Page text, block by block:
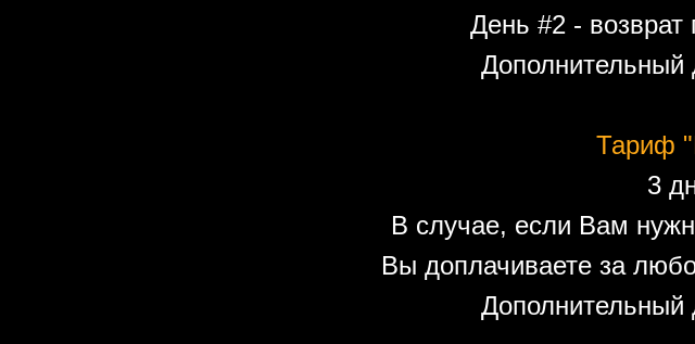
День #2 - возврат
Дополнительный
Тариф
3
В случае, если Вам
Вы доплачиваете за
Дополнительный